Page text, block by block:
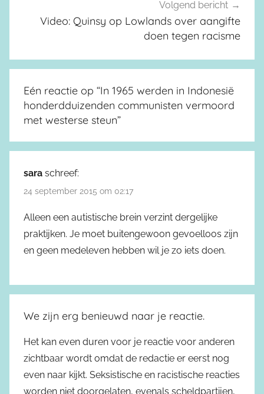
Volgend bericht
Video: Quinsy op Lowlands over aangifte
doen tegen racisme
Eén reactie op “In 1965 werden in Indonesië
honderdduizenden communisten vermoord
met westerse steun”
sara schreef:
24 september 2015 om 02:17
Alleen een autistische brein verzint dergelijke
praktijken. Je moet buitengewoon gevoelloos zijn
en geen medeleven hebben wil je zo iets doen.
We zijn erg benieuwd naar je reactie.
Het kan even duren voor je reactie voor anderen
zichtbaar wordt omdat de redactie er eerst nog
even naar kijkt. Seksistische en racistische reacties
worden niet doorgelaten, evenals scheldpartijen,